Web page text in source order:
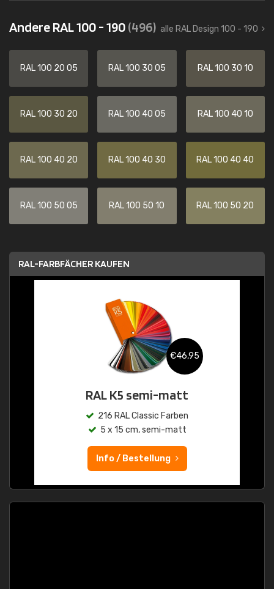
Andere RAL 100 - 190(496) alle RAL Design 100 - 190
RAL 100 20 05 RAL 100 30 05 RAL 100 30 10
RAL 100 30 20 RAL 100 40 05 RAL 100 40 10
RAL 100 40 20 RAL 100 40 30 RAL 100 40 40
RAL 100 50 05 RAL 100 50 10 RAL 100 50 20
RAL-FARBFÄCHER KAUFEN
€46,95
RAL K5 semi-matt
216 RAL Classic Farben
5 x 15 cm, semi-matt
Info / Bestellung